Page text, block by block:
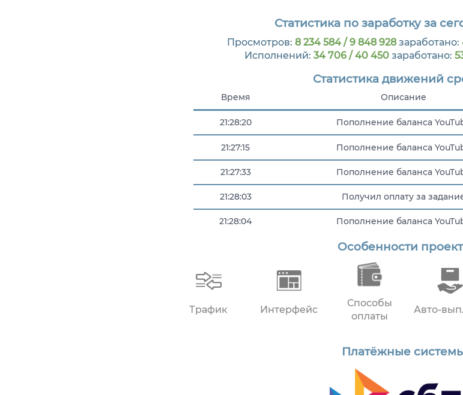
Статистика по заработку за
Просмотров: 8 234 584 / 9 848 928заработано:
Исполнений: 34 706 / 40 450заработано:
Статистика движений
Время Описание
21:28:20 Пополнение баланса
21:27:15 Пополнение баланса
21:27:33 Пополнение баланса
21:28:03 Получил оплату за
21:28:04 Пополнение баланса
Пополнение баланса
Особенности
Трафик Интерфейс
Способы
оплаты
Авто-
Платёжные